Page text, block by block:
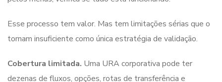
Esse processo tem valor. Mas tem limitações sérias que o
tornam insuficiente como única estratégia de validação.
Cobertura limitada. Uma URA corporativa pode ter
dezenas de fluxos, opções, rotas de transferência e